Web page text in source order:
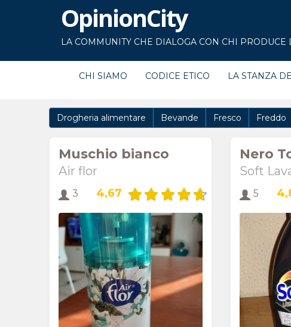
OpinionCity
LA COMMUNITY CHE DIALOGA CON CHI PRODUCE
CHI SIAMO CODICE ETICO LA STANZA
Drogheria alimentare Bevande Fresco Freddo
Muschio bianco
Air flor
3 4,67
Nero
Soft
5